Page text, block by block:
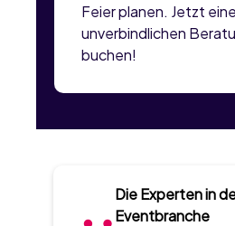
Feier planen. Jetzt
unverbindlichen
buchen!
Die Experten in
Eventbranche